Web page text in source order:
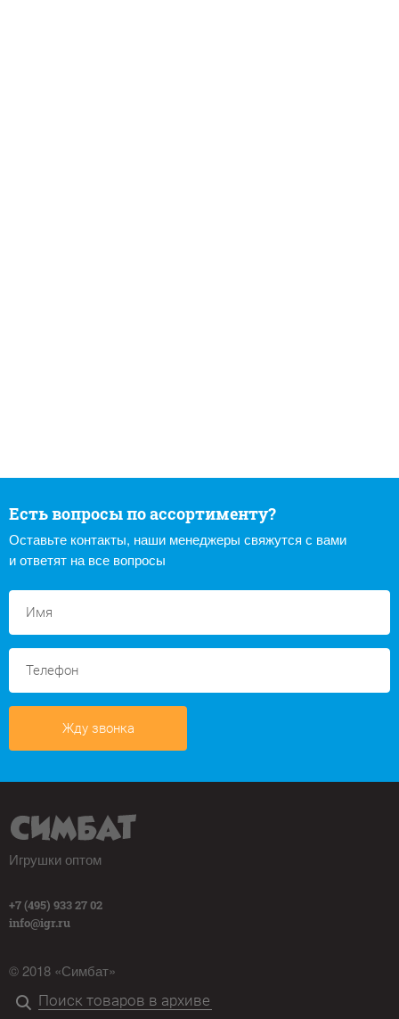
Есть вопросы по ассортименту?
Оставьте контакты, наши менеджеры свяжутся с вами
и ответят на все вопросы
Жду звонка
Игрушки оптом
+7 (495) 933 27 02
info@igr.ru
© 2018 «Симбат»